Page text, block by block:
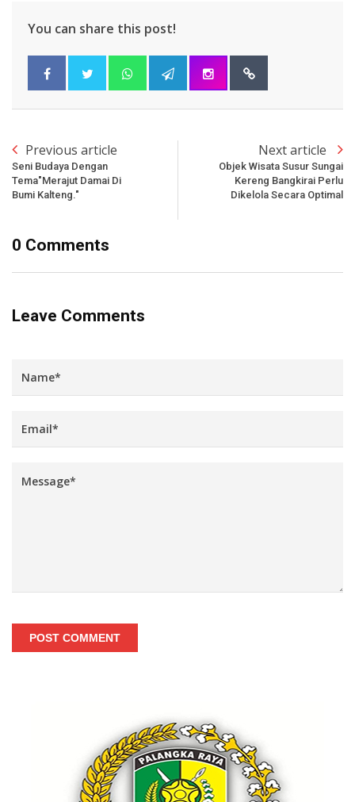
You can share this post!
Previous article
Seni Budaya Dengan
Tema"Merajut Damai Di
Bumi Kalteng."
Next article
Objek Wisata Susur Sungai
Kereng Bangkirai Perlu
Dikelola Secara Optimal
0 Comments
Leave Comments
POST COMMENT